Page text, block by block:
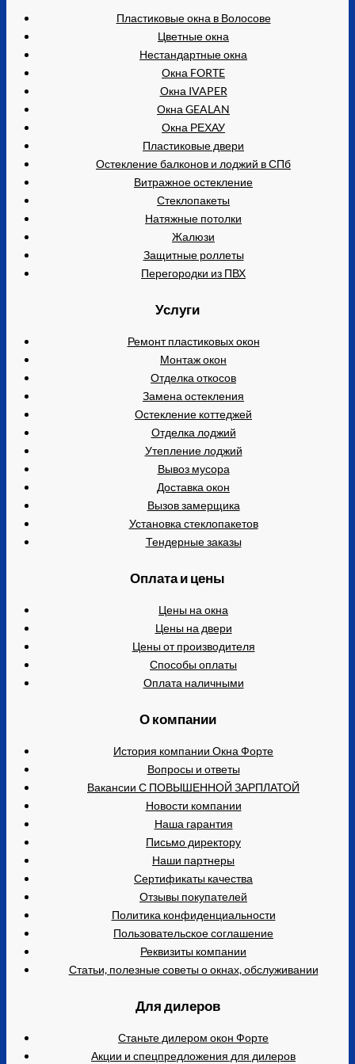
Пластиковые окна в Волосове
Цветные окна
Нестандартные окна
Окна FORTE
Окна IVAPER
Окна GEALAN
Окна РЕХАУ
Пластиковые двери
Остекление балконов и лоджий в СПб
Витражное остекление
Стеклопакеты
Натяжные потолки
Жалюзи
Защитные роллеты
Перегородки из ПВХ
Услуги
Ремонт пластиковых окон
Монтаж окон
Отделка откосов
Замена остекления
Остекление коттеджей
Отделка лоджий
Утепление лоджий
Вывоз мусора
Доставка окон
Вызов замерщика
Установка стеклопакетов
Тендерные заказы
Оплата и цены
Цены на окна
Цены на двери
Цены от производителя
Способы оплаты
Оплата наличными
О компании
История компании Окна Форте
Вопросы и ответы
Вакансии С ПОВЫШЕННОЙ ЗАРПЛАТОЙ
Новости компании
Наша гарантия
Письмо директору
Наши партнеры
Сертификаты качества
Отзывы покупателей
Политика конфиденциальности
Пользовательское соглашение
Реквизиты компании
Статьи, полезные советы о окнах, обслуживании
Для дилеров
Станьте дилером окон Форте
Акции и спецпредложения для дилеров